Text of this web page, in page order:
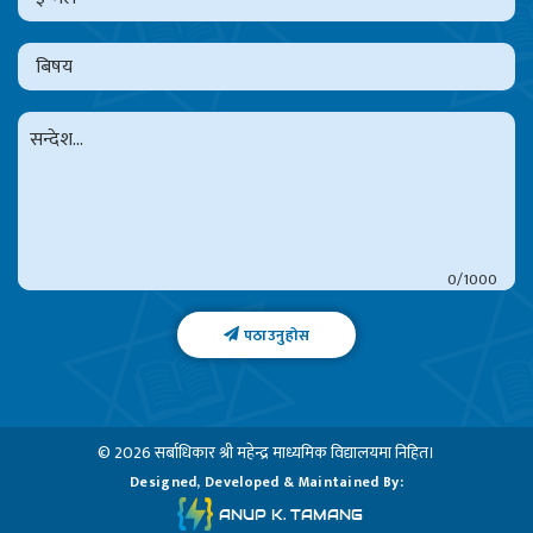
0
पठाउनुहोस
© 2026 सर्बाधिकारश्री महेन्द्र माध्यमिक विद्यालयमा निहित।
Designed, Developed & Maintained By:
ANUP K. TAMANG